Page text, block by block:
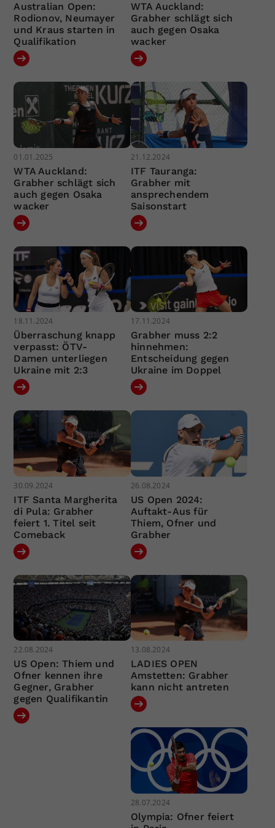
Australian Open:
Rodionov, Neumayer
und Kraus starten in
Qualifikation
WTA Auckland:
Grabher schlägt sich
auch gegen Osaka
wacker
01.01.2025
WTA Auckland:
Grabher schlägt sich
auch gegen Osaka
wacker
21.12.2024
ITF Tauranga:
Grabher mit
ansprechendem
Saisonstart
18.11.2024
Überraschung knapp
verpasst: ÖTV-
Damen unterliegen
Ukraine mit 2:3
17.11.2024
Grabher muss 2:2
hinnehmen:
Entscheidung gegen
Ukraine im Doppel
30.09.2024
ITF Santa Margherita
di Pula: Grabher
feiert 1. Titel seit
Comeback
26.08.2024
US Open 2024:
Auftakt-Aus für
Thiem, Ofner und
Grabher
22.08.2024
US Open: Thiem und
Ofner kennen ihre
Gegner, Grabher
gegen Qualifikantin
13.08.2024
LADIES OPEN
Amstetten: Grabher
kann nicht antreten
28.07.2024
Olympia: Ofner feiert